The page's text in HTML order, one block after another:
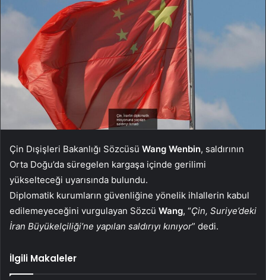
Çin Dışişleri Bakanlığı Sözcüsü Wang Wenbin, saldırının
Orta Doğu’da süregelen kargaşa içinde gerilimi
yükselteceği uyarısında bulundu.
Diplomatik kurumların güvenliğine yönelik ihlallerin kabul
edilemeyeceğini vurgulayan Sözcü Wang, “Çin, Suriye’deki
İran Büyükelçiliği’ne yapılan saldırıyı kınıyor” dedi.
İlgili Makaleler